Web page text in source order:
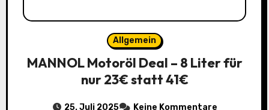
Allgemein
MANNOL Motoröl Deal – 8 Liter für
nur 23€ statt 41€
25. Juli 2025 Keine Kommentare